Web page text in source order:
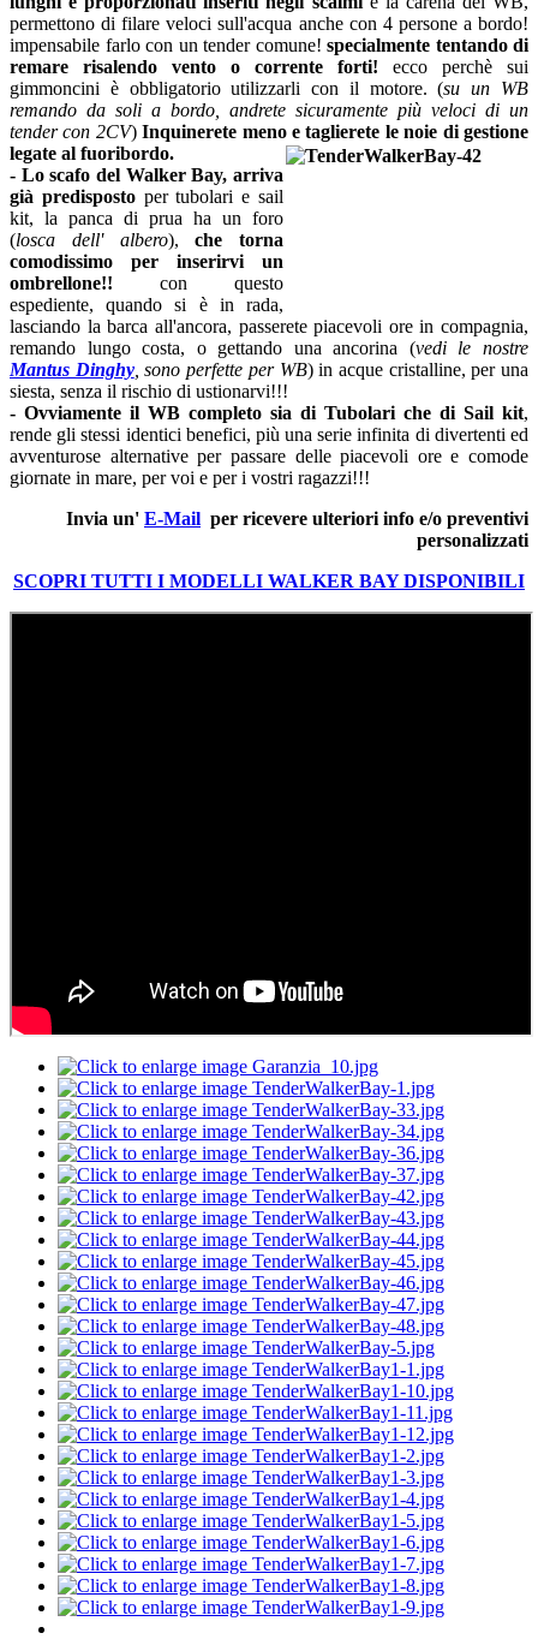
permettono di filare veloci sull'acqua anche con 4 persone a bordo!
impensabile farlo con un tender comune! specialmente tentando di
remare risalendo vento o corrente forti! ecco perchè sui
gimmoncini è obbligatorio utilizzarli con il motore. (su un WB
remando da soli a bordo, andrete sicuramente più veloci di un
tender con 2CV)Inquinerete meno e taglierete le noie di gestione
legate al fuoribordo.
- Lo scafo del Walker Bay, arriva
già predispostoper tubolari e sail
kit, la panca di prua ha un foro
(losca dell' albero),che torna
comodissimo per inserirvi un
ombrellone!! con questo
espediente, quando si è in rada,
lasciando la barca all'ancora, passerete piacevoli ore in compagnia,
remando lungo costa, o gettando una ancorina (vedi le nostre
Mantus Dinghy, sono perfette per WB) in acque cristalline, per una
siesta, senza il rischio di ustionarvi!!!
- Ovviamente il WB completo sia di Tubolari che di Sail kit,
rende gli stessi identici benefici, più una serie infinita di divertenti ed
avventurose alternative per passare delle piacevoli ore e comode
giornate in mare, per voi e per i vostri ragazzi!!!
Invia un' E-Mail per ricevere ulteriori info e/o preventivi
personalizzati
SCOPRI TUTTI I MODELLI WALKER BAY DISPONIBILI